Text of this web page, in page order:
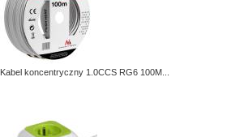
Kabel koncentryczny 1.0CCS RG6 100M...